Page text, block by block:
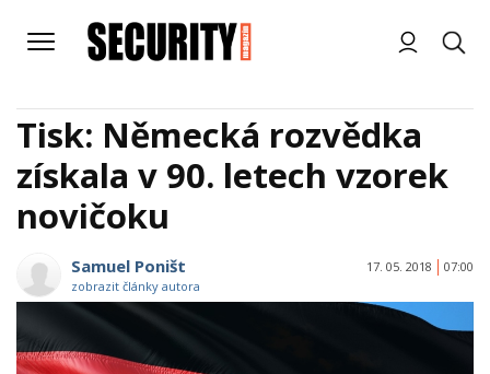
Tisk: Německá rozvědka
získala v 90. letech vzorek
novičoku
Samuel Poništ
zobrazit články autora
17. 05. 2018 07:00